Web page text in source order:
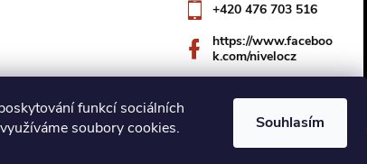
funkcí sociálních
soubory cookies.
Souhlasím
+420 476 703 516
https://www.faceboo
k.com/nivelocz